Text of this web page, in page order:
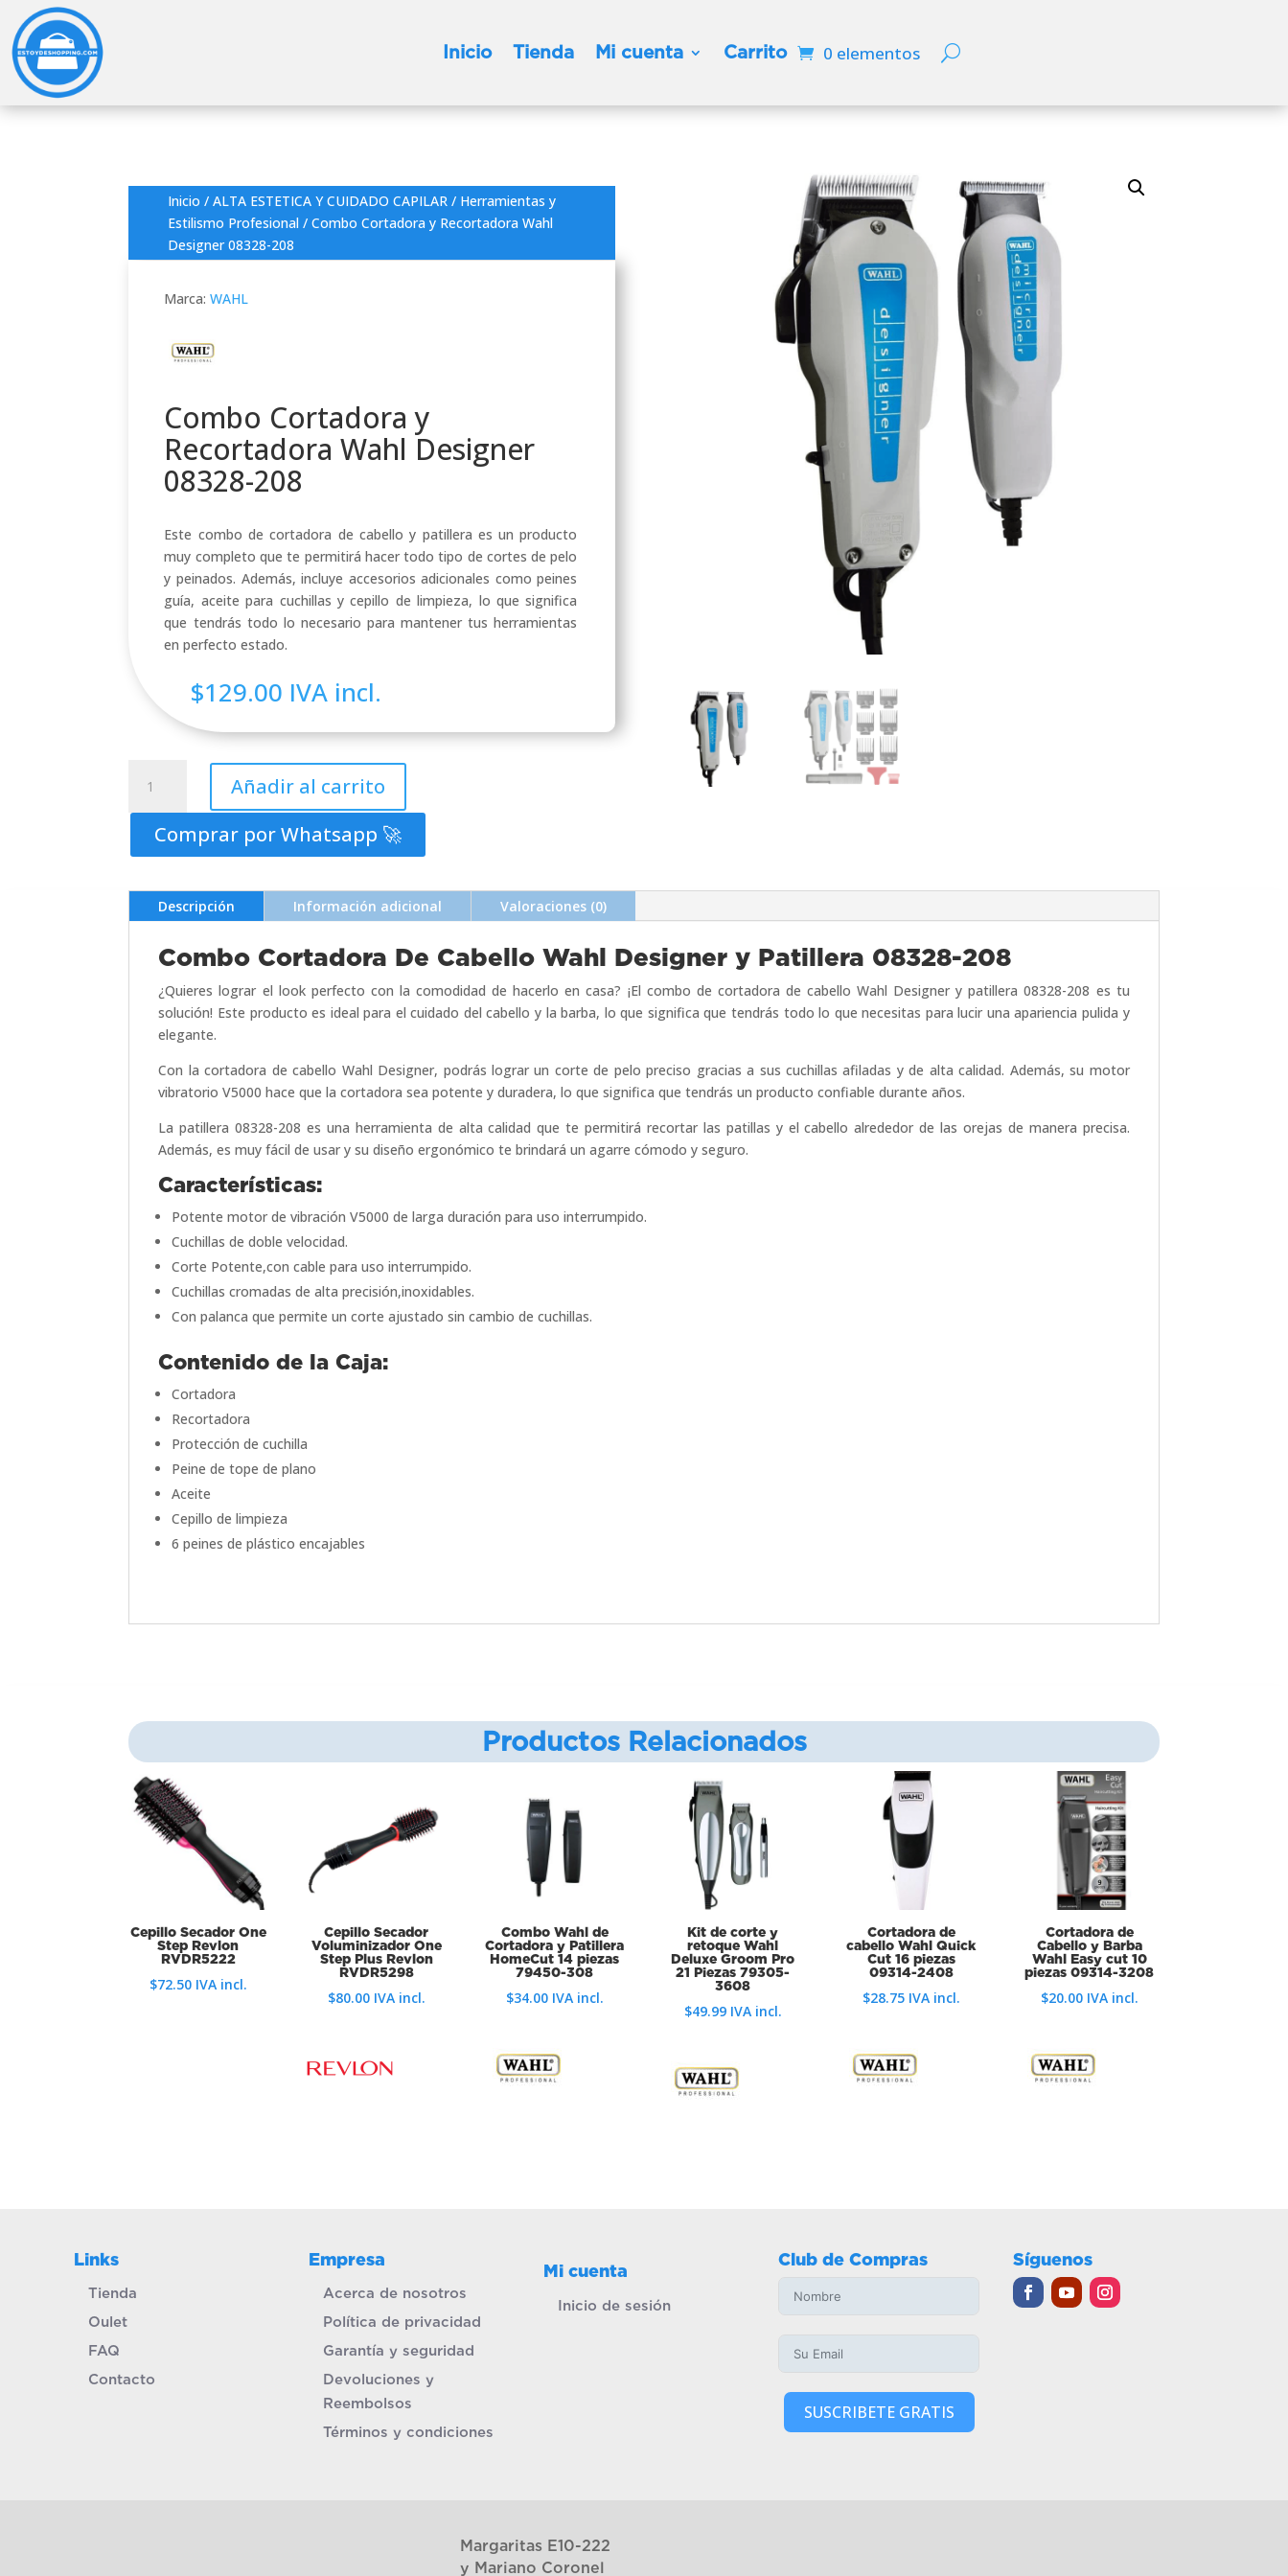
Inicio Tienda Mi cuenta Carrito 0 elementos
Inicio /ALTA ESTETICA Y CUIDADO CAPILAR / Herramientas y
Estilismo Profesional / Combo Cortadora y Recortadora Wahl
Designer 08328-208
Marca:WAHL
Combo Cortadora y
Recortadora Wahl Designer
08328-208
Este combo de cortadora de cabello y patillera es un producto
muy completo que te permitirá hacer todo tipo de cortes de pelo
y peinados. Además, incluye accesorios adicionales como peines
guía, aceite para cuchillas y cepillo de limpieza, lo que significa
que tendrás todo lo necesario para mantener tus herramientas
en perfecto estado.
$129.00 IVA incl.
Cortadora
y
Recortadora
Wahl
08328-
208
cantidad
Añadir al carrito
Comprar por Whatsapp 🚀
Descripción Información adicional Valoraciones (0)
Combo Cortadora De Cabello Wahl Designer y Patillera 08328-208
¿Quieres lograr el look perfecto con la comodidad de hacerlo en casa? ¡El combo de cortadora de cabello Wahl Designer y patillera 08328-208 es tu
solución! Este producto es ideal para el cuidado del cabello y la barba, lo que significa que tendrás todo lo que necesitas para lucir una apariencia pulida y
elegante.
Con la cortadora de cabello Wahl Designer, podrás lograr un corte de pelo preciso gracias a sus cuchillas afiladas y de alta calidad. Además, su motor
vibratorio V5000 hace que la cortadora sea potente y duradera, lo que significa que tendrás un producto confiable durante años.
La patillera 08328-208 es una herramienta de alta calidad que te permitirá recortar las patillas y el cabello alrededor de las orejas de manera precisa.
Además, es muy fácil de usar y su diseño ergonómico te brindará un agarre cómodo y seguro.
Características:
Potente motor de vibración V5000 de larga duración para uso interrumpido.
Cuchillas de doble velocidad.
Corte Potente,con cable para uso interrumpido.
Cuchillas cromadas de alta precisión,inoxidables.
Con palanca que permite un corte ajustado sin cambio de cuchillas.
Contenido de la Caja:
Cortadora
Recortadora
Protección de cuchilla
Peine de tope de plano
Aceite
Cepillo de limpieza
6 peines de plástico encajables
Productos Relacionados
Cepillo Secador One
Step Revlon
RVDR5222
$72.50 IVA incl.
Cepillo Secador
Voluminizador One
Step Plus Revlon
RVDR5298
$80.00 IVA incl.
Combo Wahl de
Cortadora y Patillera
HomeCut 14 piezas
79450-308
$34.00 IVA incl.
Kit de corte y
retoque Wahl
Deluxe Groom Pro
21 Piezas 79305-
3608
$49.99 IVA incl.
Cortadora de
cabello Wahl Quick
Cut 16 piezas
09314-2408
$28.75 IVA incl.
Cortadora de
Cabello y Barba
Wahl Easy cut 10
piezas 09314-3208
$20.00 IVA incl.
Links
Tienda
Oulet
FAQ
Contacto
Empresa
Acerca de nosotros
Política de privacidad
Garantía y seguridad
Devoluciones y
Reembolsos
Términos y condiciones
Mi cuenta
Inicio de sesión
Club de Compras
SUSCRIBETE GRATIS
Síguenos
Margaritas E10-222
y Mariano Coronel